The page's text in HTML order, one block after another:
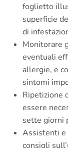
foglietto
superficie
di
Monitorare
eventuali
allergie, e
sintomi
Ripetizione
essere
sette giorni
Assistenti e
consigli